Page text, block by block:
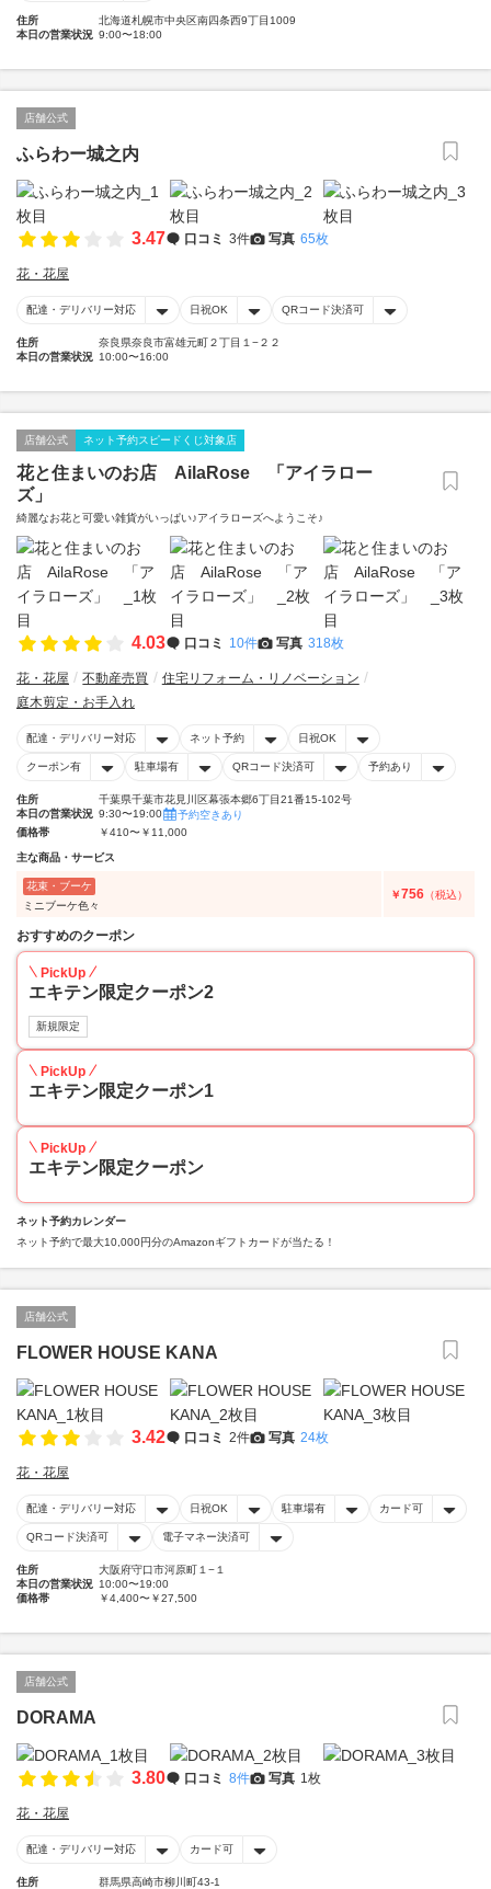
住所
北海道札幌市中央区南四条西9丁目1009
本日の営業状況 9:00〜18:00
店舗公式
ふらわー城之内
3.47 口コミ 3件 写真 65枚
花・花屋
配達・デリバリー対応 日祝OK QRコード決済可
住所
奈良県奈良市富雄元町２丁目１−２２
本日の営業状況 10:00〜16:00
店舗公式 ネット予約スピードくじ対象店
花と住まいのお店 AilaRose 「アイラロー
ズ」
綺麗なお花と可愛い雑貨がいっぱい♪アイラローズへようこそ♪
4.03 口コミ 10件 写真 318枚
花・花屋 不動産売買
住宅リフォーム・リノベーション
庭木剪定・お手入れ
配達・デリバリー対応 ネット予約 日祝OK
クーポン有 駐車場有 QRコード決済可 予約あり
住所
千葉県千葉市花見川区幕張本郷6丁目21番15-102号
本日の営業状況 9:30〜19:00
予約空きあり
価格帯
￥410〜￥11,000
主な商品・サービス
花束・ブーケ
ミニブーケ色々
￥756 （税込）
おすすめのクーポン
PickUp
エキテン限定クーポン2
新規限定
PickUp
エキテン限定クーポン1
PickUp
エキテン限定クーポン
ネット予約カレンダー
ネット予約で最大10,000円分のAmazonギフトカードが当たる！
店舗公式
FLOWER HOUSE KANA
3.42 口コミ 2件 写真 24枚
花・花屋
配達・デリバリー対応 日祝OK 駐車場有 カード可
QRコード決済可 電子マネー決済可
住所
大阪府守口市河原町１−１
本日の営業状況 10:00〜19:00
価格帯
￥4,400〜￥27,500
店舗公式
DORAMA
3.80 口コミ 8件 写真 1枚
花・花屋
配達・デリバリー対応 カード可
住所
群馬県高崎市柳川町43-1